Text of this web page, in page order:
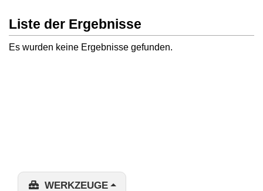
Liste der Ergebnisse
Es wurden keine Ergebnisse gefunden.
WERKZEUGE